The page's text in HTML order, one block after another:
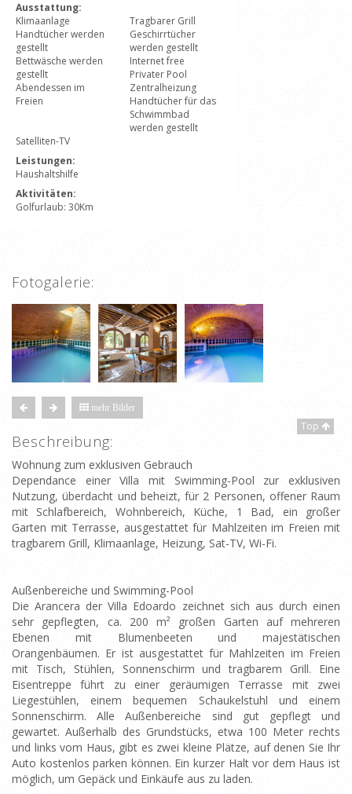
Ausstattung:
Klimaanlage
Tragbarer Grill
Handtücher werden
gestellt
Geschirrtücher
werden gestellt
Bettwäsche werden
gestellt
Internet free
Privater Pool
Abendessen im
Freien
Zentralheizung
Handtücher für das
Schwimmbad
werden gestellt
Satelliten-TV
Leistungen:
Haushaltshilfe
Aktivitäten:
Golfurlaub: 30Km
Fotogalerie:
mehr Bilder
Top
Beschreibung:
Wohnung zum exklusiven Gebrauch
Dependance einer Villa mit Swimming-Pool zur exklusiven
Nutzung, überdacht und beheizt, für 2 Personen, offener Raum
mit Schlafbereich, Wohnbereich, Küche, 1 Bad, ein großer
Garten mit Terrasse, ausgestattet für Mahlzeiten im Freien mit
tragbarem Grill, Klimaanlage, Heizung, Sat-TV, Wi-Fi.
Außenbereiche und Swimming-Pool
Die Arancera der Villa Edoardo zeichnet sich aus durch einen
sehr gepflegten, ca. 200 m² großen Garten auf mehreren
Ebenen mit Blumenbeeten und majestätischen
Orangenbäumen. Er ist ausgestattet für Mahlzeiten im Freien
mit Tisch, Stühlen, Sonnenschirm und tragbarem Grill. Eine
Eisentreppe führt zu einer geräumigen Terrasse mit zwei
Liegestühlen, einem bequemen Schaukelstuhl und einem
Sonnenschirm. Alle Außenbereiche sind gut gepflegt und
gewartet. Außerhalb des Grundstücks, etwa 100 Meter rechts
und links vom Haus, gibt es zwei kleine Plätze, auf denen Sie Ihr
Auto kostenlos parken können. Ein kurzer Halt vor dem Haus ist
möglich, um Gepäck und Einkäufe aus zu laden.